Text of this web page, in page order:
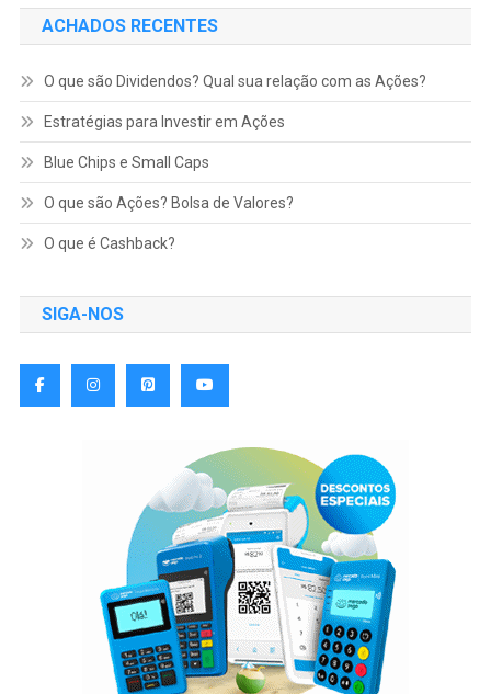
ACHADOS RECENTES
O que são Dividendos? Qual sua relação com as Ações?
Estratégias para Investir em Ações
Blue Chips e Small Caps
O que são Ações? Bolsa de Valores?
O que é Cashback?
SIGA-NOS